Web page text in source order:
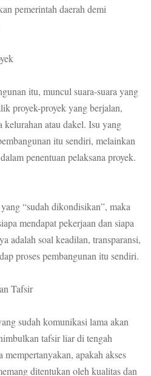
pemerintah daerah demi
itu, muncul suara-suara yang
proyek-proyek yang berjalan,
kelurahan atau dakel. Isu yang
itu sendiri, melainkan
penentuan pelaksana proyek.
“sudah dikondisikan”, maka
mendapat pekerjaan dan siapa
adalah soal keadilan, transparansi,
proses pembangunan itu sendiri.
Tafsir
sudah komunikasi lama akan
tafsir liar di tengah
apakah akses
ditentukan oleh kualitas dan